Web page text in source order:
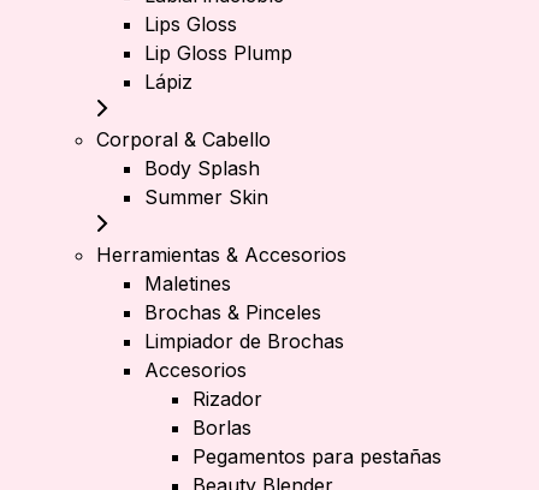
Lips Gloss
Lip Gloss Plump
Lápiz
Corporal & Cabello
Body Splash
Summer Skin
Herramientas & Accesorios
Maletines
Brochas & Pinceles
Limpiador de Brochas
Accesorios
Rizador
Borlas
Pegamentos para pestañas
Beauty Blender